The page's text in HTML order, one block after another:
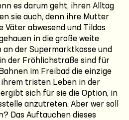
es darum geht, ihren Alltag
sie auch, denn ihre Mutter
Väter abwesend und Tildas
in die große weite
an der Supermarktkasse und
der Fröhlichstraße sind für
im Freibad die einzige
tristen Leben in der
sich für sie die Option, in
anzutreten. Aber wer soll
Das Auftauchen dieses